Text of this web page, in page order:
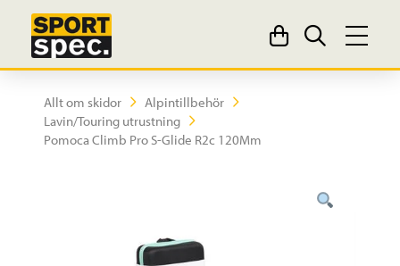
Allt om skidor
Alpintillbehör
Lavin/Touring utrustning
Pomoca Climb Pro S-Glide R2c 120Mm